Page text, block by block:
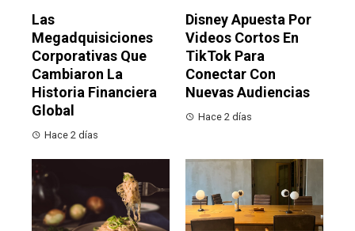
Las
Megadquisiciones
Corporativas Que
Cambiaron La
Historia Financiera
Global
Hace 2 días
Disney Apuesta Por
Videos Cortos En
TikTok Para
Conectar Con
Nuevas Audiencias
Hace 2 días